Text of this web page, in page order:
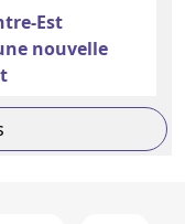
Est
nouvelle